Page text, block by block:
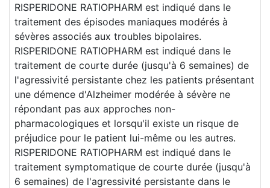
RISPERIDONE RATIOPHARM est indiqué dans le
traitement des épisodes maniaques modérés à
sévères associés aux troubles bipolaires.
RISPERIDONE RATIOPHARM est indiqué dans le
traitement de courte durée (jusqu'à 6 semaines) de
l'agressivité persistante chez les patients présentant
une démence d'Alzheimer modérée à sévère ne
répondant pas aux approches non-
pharmacologiques et lorsqu'il existe un risque de
préjudice pour le patient lui-même ou les autres.
RISPERIDONE RATIOPHARM est indiqué dans le
traitement symptomatique de courte durée (jusqu'à
6 semaines) de l'agressivité persistante dans le